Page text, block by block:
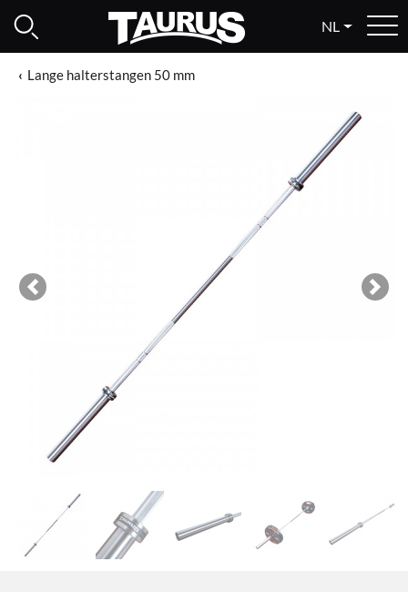
NL
Lange halterstangen 50 mm
Previous Next